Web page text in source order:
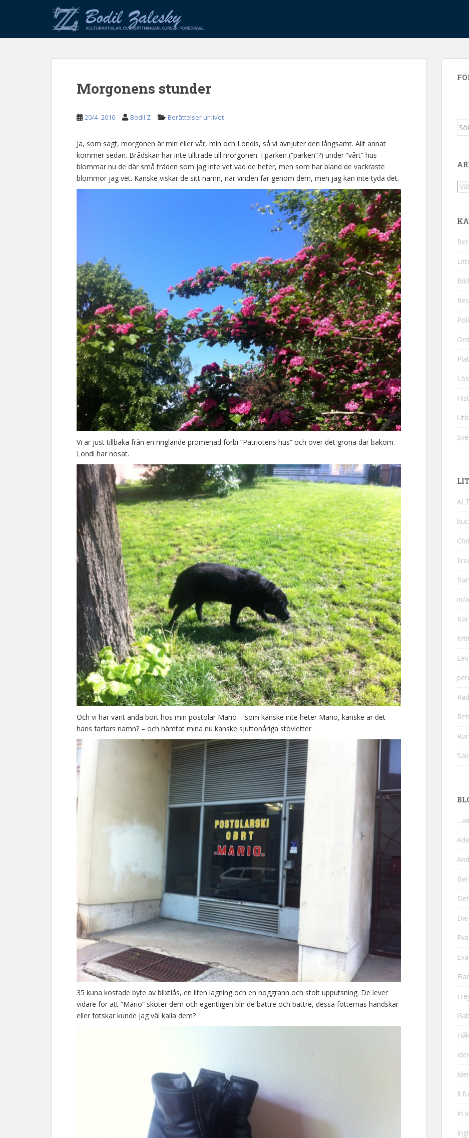
p
Morgonens stunder
20/4 -2016 Bodil Z Berättelser ur livet
Ja, som sagt, morgonen är min eller vår, min och Londis, så vi avnjuter den långsamt. Allt annat
kommer sedan. Brådskan har inte tillträde till morgonen. I parken (”parken”?) under ”vårt” hus
blommar nu de där små träden som jag inte vet vad de heter, men som har bland de vackraste
blommor jag vet. Kanske viskar de sitt namn, när vinden far genom dem, men jag kan inte tyda det.
Vi är just tillbaka från en ringlande promenad förbi ”Patriotens hus” och över det gröna där bakom.
Londi har nosat.
Och vi har varit ända bort hos min postolar Mario – som kanske inte heter Mario, kanske är det
hans farfars namn? – och hämtat mina nu kanske sjuttonåriga stövletter.
35 kuna kostade byte av blixtlås, en liten lagning och en noggrann och stolt upputsning. De lever
vidare för att ”Mario” sköter dem och egentligen blir de bättre och bättre, dessa fötternas handskar
eller fotskar kunde jag väl kalla dem?
in/
Il
In